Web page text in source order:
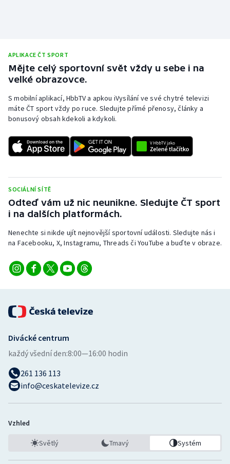
APLIKACE ČT SPORT
Mějte celý sportovní svět vždy u sebe i na
velké obrazovce.
S mobilní aplikací, HbbTV a apkou iVysílání ve své chytré televizi
máte ČT sport vždy po ruce. Sledujte přímé přenosy, články a
bonusový obsah kdekoli a kdykoli.
SOCIÁLNÍ SÍTĚ
Odteď vám už nic neunikne. Sledujte ČT sport
i na dalších platformách.
Nenechte si nikde ujít nejnovější sportovní události. Sledujte nás i
na Facebooku, X, Instagramu, Threads či YouTube a buďte v obraze.
Divácké centrum
každý všední den:8:00—16:00 hodin
261 136 113
info@ceskatelevize.cz
Vzhled
Světlý Tmavý Systém